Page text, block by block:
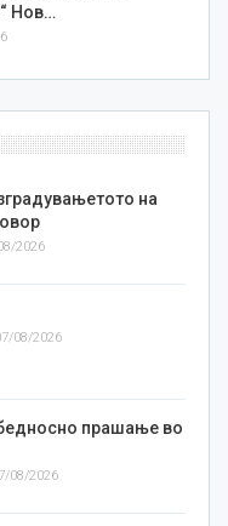
Нов…
на
2026
08/2026
прашање во
08/2026